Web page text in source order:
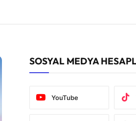
SOSYAL MEDYA
YouTube